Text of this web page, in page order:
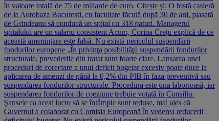
în valoare totală de 75 de miliarde de euro. Citește și: O fostă casieră
de la Autobaza București, cu facultate făcută după 30 de ani, plasată
de Grindeanu să conducă un spital cu 318 paturi. Managerul
spitalului are un salariu consistent Acum, Corina Crețu explică de ce
această amenințare este falsă. Nu există pericolul suspendării
fondurilor europene „În privinţa posibilităţii suspendării fondurilor
structurale, prevederile din tratat sunt foarte clare. Lansarea unei
proceduri de corectare a unui deficit bugetar excesiv poate duce la
aplicarea de amenzi de până la 0,2% din PIB în faza preventivă sau
suspendarea fondurilor structurale. Procedura este una laborioasă, iar
suspendarea fondurilor de coeziune trebuie votată în Consiliu.
Şansele ca acest lucru să se întâmple sunt reduse, mai ales că
Guvernul a colaborat cu Comisia Europeană în vederea reducerii